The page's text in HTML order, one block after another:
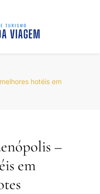
hotéis em
–
em